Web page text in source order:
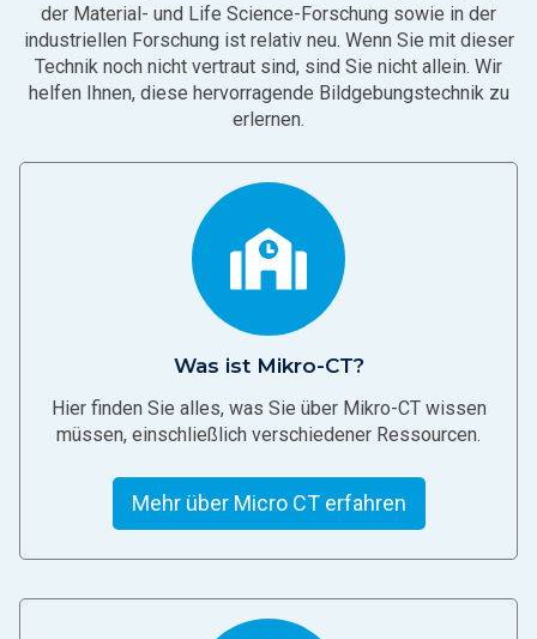
der Material- und Life Science-Forschung sowie in der
industriellen Forschung ist relativ neu. Wenn Sie mit dieser
Technik noch nicht vertraut sind, sind Sie nicht allein. Wir
helfen Ihnen, diese hervorragende Bildgebungstechnik zu
erlernen.
Was ist Mikro-CT?
Hier finden Sie alles, was Sie über Mikro-CT wissen
müssen, einschließlich verschiedener Ressourcen.
Mehr über Micro CT erfahren